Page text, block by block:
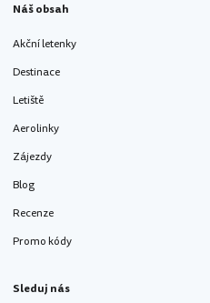
Náš obsah
Akční letenky
Destinace
Letiště
Aerolinky
Zájezdy
Blog
Recenze
Promo kódy
Sleduj nás